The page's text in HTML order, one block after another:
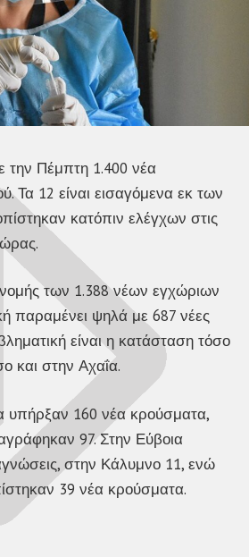
Πέμπτη 1.400 νέα
Τα 12 είναι εισαγόμενα εκ των
κατόπιν ελέγχων στις
των 1.388 νέων εγχώριων
παραμένει ψηλά με 687 νέες
είναι η κατάσταση τόσο
και στην Αχαΐα.
υπήρξαν 160 νέα κρούσματα,
97. Στην Εύβοια
στην Κάλυμνο 11, ενώ
39 νέα κρούσματα.